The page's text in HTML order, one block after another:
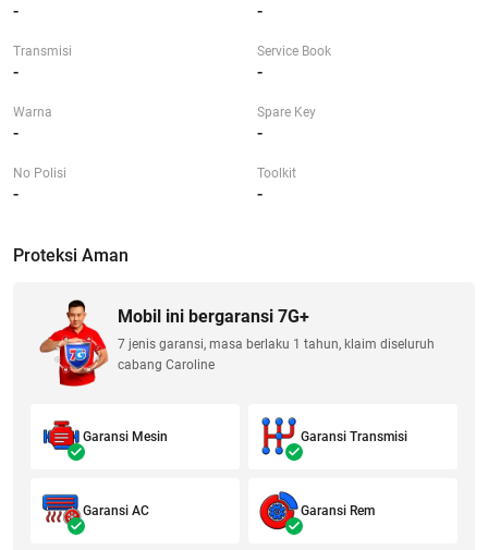
- -
Transmisi
-
Service Book
-
Warna
-
Spare Key
-
No Polisi
-
Toolkit
-
Proteksi Aman
Mobil ini bergaransi 7G+
7 jenis garansi, masa berlaku 1 tahun, klaim diseluruh
cabang Caroline
Garansi Mesin Garansi Transmisi
Garansi AC Garansi Rem